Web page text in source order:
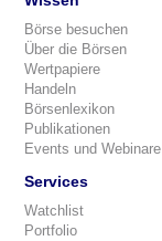
Börse besuchen
Über die Börsen
Wertpapiere
Handeln
Börsenlexikon
Publikationen
Events und Webinare
Services
Watchlist
Portfolio